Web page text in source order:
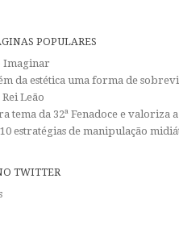
POPULARES
Imaginar
da estética uma forma de
Rei Leão
tema da 32ª Fenadoce e valoriza
10 estratégias de manipulação
TWITTER